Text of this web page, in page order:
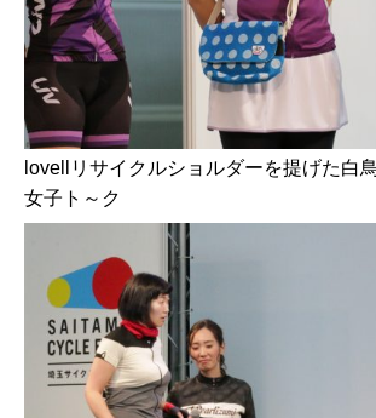
lovellリサイクルショルダーを提げた白
女子ト～ク